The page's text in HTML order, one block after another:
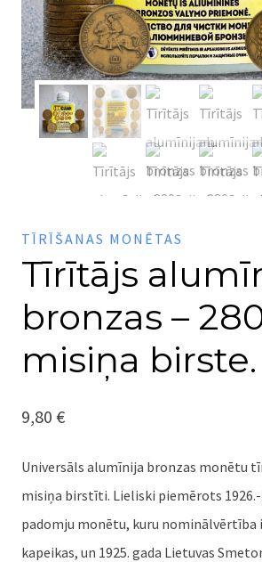
TĪRĪŠANAS MONĒTAS
Tīrītājs
bronzas –
misiņa birste.
9,80 €
Universāls alumīnija bronzas monētu
misiņa birstīti. Lieliski piemērots 1926.-
padomju monētu, kuru nominālvērtība
kapeikas, un 1925. gada Lietuvas